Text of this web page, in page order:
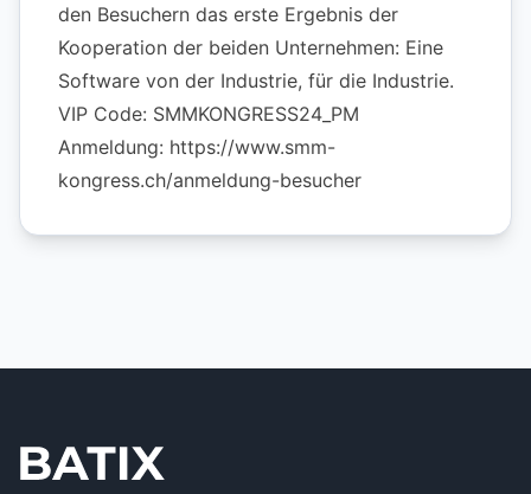
den Besuchern das erste Ergebnis der
Kooperation der beiden Unternehmen: Eine
Software von der Industrie, für die Industrie.
VIP Code: SMMKONGRESS24_PM
Anmeldung: https://www.smm-
kongress.ch/anmeldung-besucher